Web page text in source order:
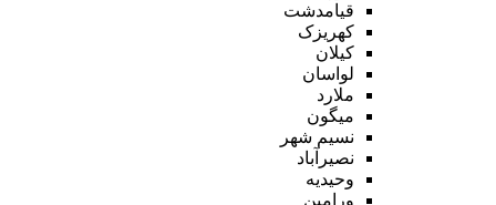
قیامدشت
کهریزک
کیلان
لواسان
ملارد
میگون
نسیم شهر
نصیرآباد
وحیدیه
ورامین